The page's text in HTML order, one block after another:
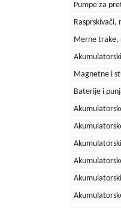
Pumpe za
Rasprskivači,
Merne trake,
Magnetne i
Baterije i